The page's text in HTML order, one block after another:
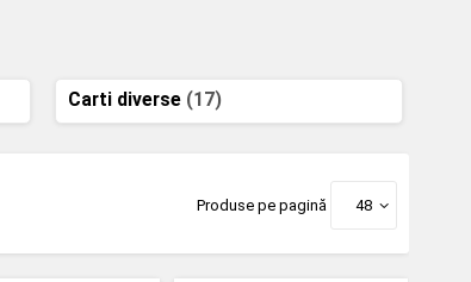
Carti diverse (17)
Produse pe pagină 48